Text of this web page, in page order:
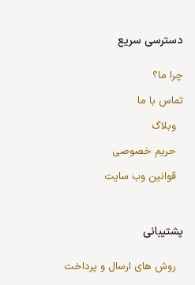
دسترسی سریع
چرا ما؟
تماس با ما
وبلاگ
حریم خصوصی
قوانین وب سایت
پشتیبانی
روش های ارسال و پرداخت